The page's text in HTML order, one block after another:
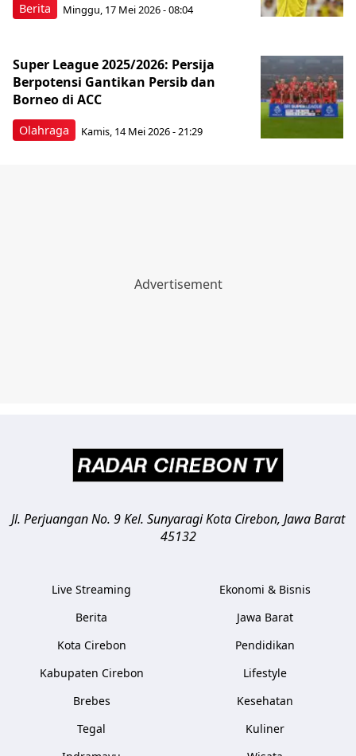
Berita Minggu, 17 Mei 2026 - 08:04
Olahraga
Super League 2025/2026: Persija
Berpotensi Gantikan Persib dan
Borneo di ACC
Kamis, 14 Mei 2026 - 21:29
Jl. Perjuangan No. 9 Kel. SunyaragiKota Cirebon, Jawa Barat
45132
Live Streaming
Berita
Kota Cirebon
Kabupaten Cirebon
Brebes
Tegal
Ekonomi & Bisnis
Jawa Barat
Pendidikan
Lifestyle
Kesehatan
Kuliner